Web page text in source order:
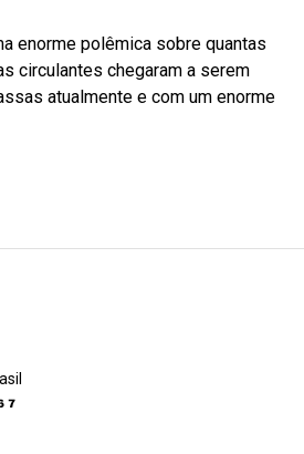
enorme polêmica sobre quantas
circulantes chegaram a serem
atualmente e com um enorme